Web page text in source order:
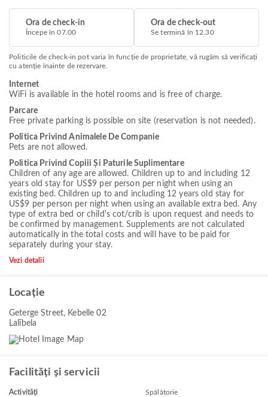
Ora de check-in
Începe în 07.00
Ora de check-out
Se termină în 12.30
Politicile de check-in pot varia în funcție de proprietate, vă rugăm să verificați
cu atenție înainte de rezervare.
Internet
WiFi is available in the hotel rooms and is free of charge.
Parcare
Free private parking is possible on site (reservation is not needed).
Politica Privind Animalele De Companie
Pets are not allowed.
Politica Privind Copiii Și Paturile Suplimentare
Children of any age are allowed. Children up to and including 12
years old stay for US$9 per person per night when using an
existing bed. Children up to and including 12 years old stay for
US$9 per person per night when using an available extra bed. Any
type of extra bed or child's cot/crib is upon request and needs to
be confirmed by management. Supplements are not calculated
automatically in the total costs and will have to be paid for
separately during your stay.
Vezi detalii
Locație
Geterge Street, Kebelle 02
Lalībela
Facilități și servicii
Activități
Spălătorie